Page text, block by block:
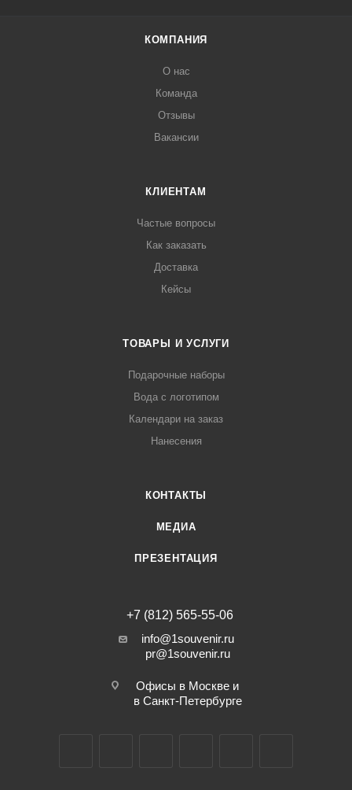
КОМПАНИЯ
О нас
Команда
Отзывы
Вакансии
КЛИЕНТАМ
Частые вопросы
Как заказать
Доставка
Кейсы
ТОВАРЫ И УСЛУГИ
Подарочные наборы
Вода с логотипом
Календари на заказ
Нанесения
КОНТАКТЫ
МЕДИА
ПРЕЗЕНТАЦИЯ
+7 (812) 565-55-06
info@1souvenir.ru
pr@1souvenir.ru
Офисы в Москве и
в Санкт-Петербурге